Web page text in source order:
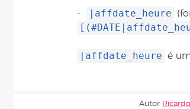
- |affdate_heure
|affdate_heure é
Autor